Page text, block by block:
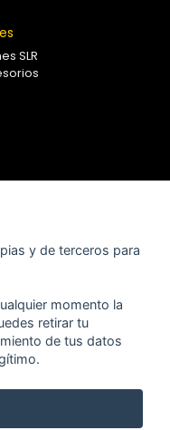
SLR
S.L. CIF. B-83430587
y de terceros para
momento la
retirar tu
de tus datos